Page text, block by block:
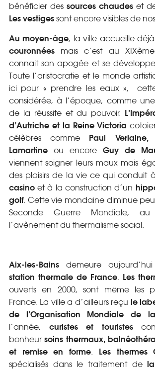
bénéficier des sources chaudes et
Les vestigessont encore visibles de
Au moyen-âge, la ville accueille
couronnéesmais c’est au XIXème
connait son apogée et se
Toute l’aristocratie et le monde
ici pour « prendre les eaux »,
considérée, à l’époque, comme
de la réussite et du pouvoir.
d’Autriche et la Reine Victoria
célèbres comme Paul
Lamartineou encore Guy de
viennent soigner leurs maux mais
des plaisirs de la vie ce qui conduit
casinoet à la construction d’un
golf. Cette vie mondaine diminue
Seconde Guerre Mondiale,
l’avènement du thermalisme social.
Aix-les-Bainsdemeure
station thermale de France. Les
ouverts en 2000, sont même les
France. La ville a d’ailleurs reçu le
de l’Organisation Mondiale de
l’année, curistes et touristes
bonheursoins thermaux,
et remise en forme. Les thermes
spécialisés dans le traitement de